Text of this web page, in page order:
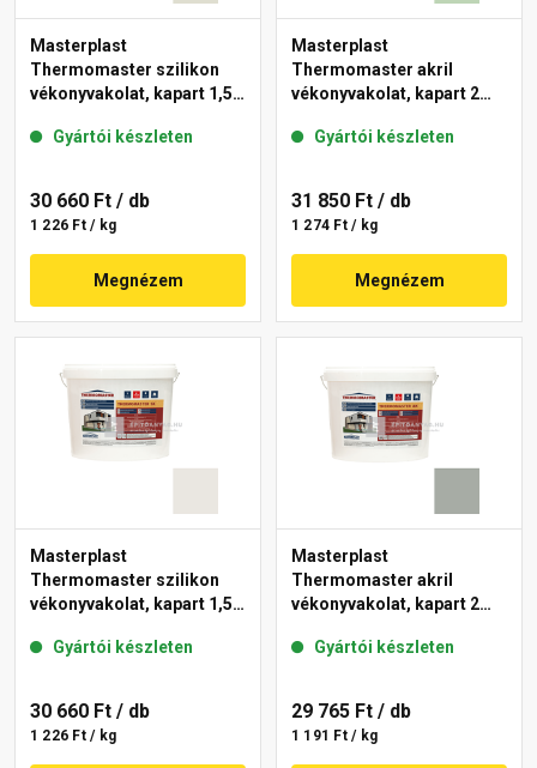
Masterplast
Thermomaster szilikon
vékonyvakolat, kapart 1,5
Gyártói készleten
30 660 Ft / db
1 226 Ft / kg
Megnézem
Masterplast
Thermomaster akril
vékonyvakolat, kapart 2
Gyártói készleten
31 850 Ft / db
1 274 Ft / kg
Megnézem
Masterplast
Thermomaster szilikon
vékonyvakolat, kapart 1,5
Gyártói készleten
30 660 Ft / db
1 226 Ft / kg
Masterplast
Thermomaster akril
vékonyvakolat, kapart 2
Gyártói készleten
29 765 Ft / db
1 191 Ft / kg